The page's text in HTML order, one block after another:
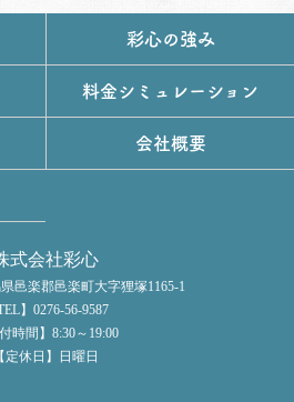
彩心の強み
料金シミュレーション
会社概要
式会社彩心
邑楽郡邑楽町大字狸塚1165-1
】0276-56-9587
付時間】8:30～19:00
【定休日】日曜日